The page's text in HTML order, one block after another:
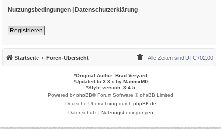
Nutzungsbedingungen | Datenschutzerklärung
Registrieren
Startseite Foren-Übersicht Alle Zeiten sind UTC+02:00
*Original Author: Brad Veryard
*Updated to 3.3.x by MannixMD
*Style version: 3.4.5
Powered by phpBB® Forum Software © phpBB Limited
Deutsche Übersetzung durch phpBB.de
Datenschutz| Nutzungsbedingungen